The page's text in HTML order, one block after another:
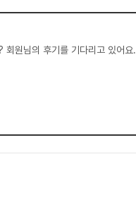
회원님의 후기를 기다리고 있어요.